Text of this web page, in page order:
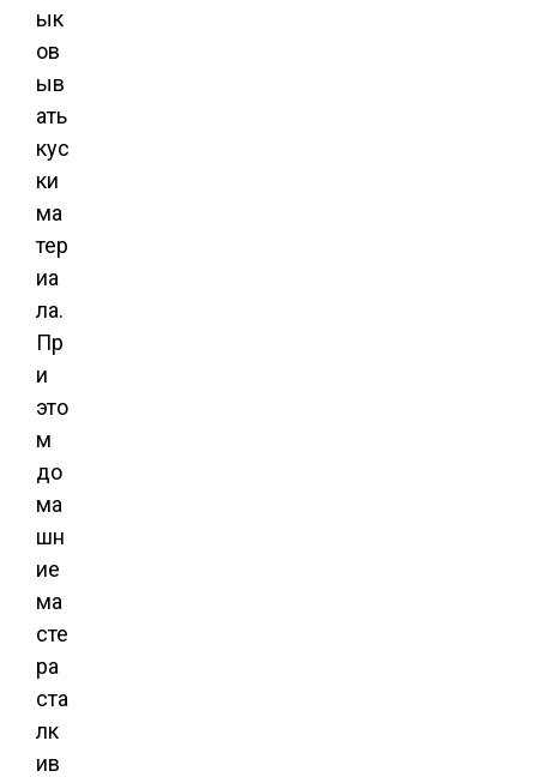
ык
ов
ыв
ать
кус
ки
ма
тер
иа
ла.
Пр
и
это
м
до
ма
шн
ие
ма
сте
ра
ста
лк
ив